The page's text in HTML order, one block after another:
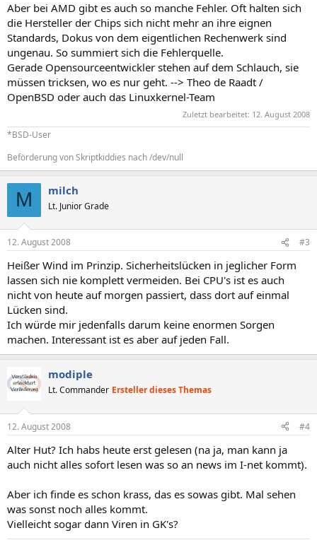
Aber bei AMD gibt es auch so manche Fehler. Oft halten sich
die Hersteller der Chips sich nicht mehr an ihre eignen
Standards, Dokus von dem eigentlichen Rechenwerk sind
ungenau. So summiert sich die Fehlerquelle.
Gerade Opensourceentwickler stehen auf dem Schlauch, sie
müssen tricksen, wo es nur geht. --> Theo de Raadt /
OpenBSD oder auch das Linuxkernel-Team
Zuletzt bearbeitet: 12. August 2008
*BSD-User
Beförderung von Skriptkiddies nach /dev/null
M milch
Lt. Junior Grade
12. August 2008 #3
Heißer Wind im Prinzip. Sicherheitslücken in jeglicher Form
lassen sich nie komplett vermeiden. Bei CPU's ist es auch
nicht von heute auf morgen passiert, dass dort auf einmal
Lücken sind.
Ich würde mir jedenfalls darum keine enormen Sorgen
machen. Interessant ist es aber auf jeden Fall.
modiple
Lt. Commander Ersteller dieses Themas
12. August 2008 #4
Alter Hut? Ich habs heute erst gelesen (na ja, man kann ja
auch nicht alles sofort lesen was so an news im I-net kommt).
Aber ich finde es schon krass, das es sowas gibt. Mal sehen
was sonst noch alles kommt.
Vielleicht sogar dann Viren in GK's?